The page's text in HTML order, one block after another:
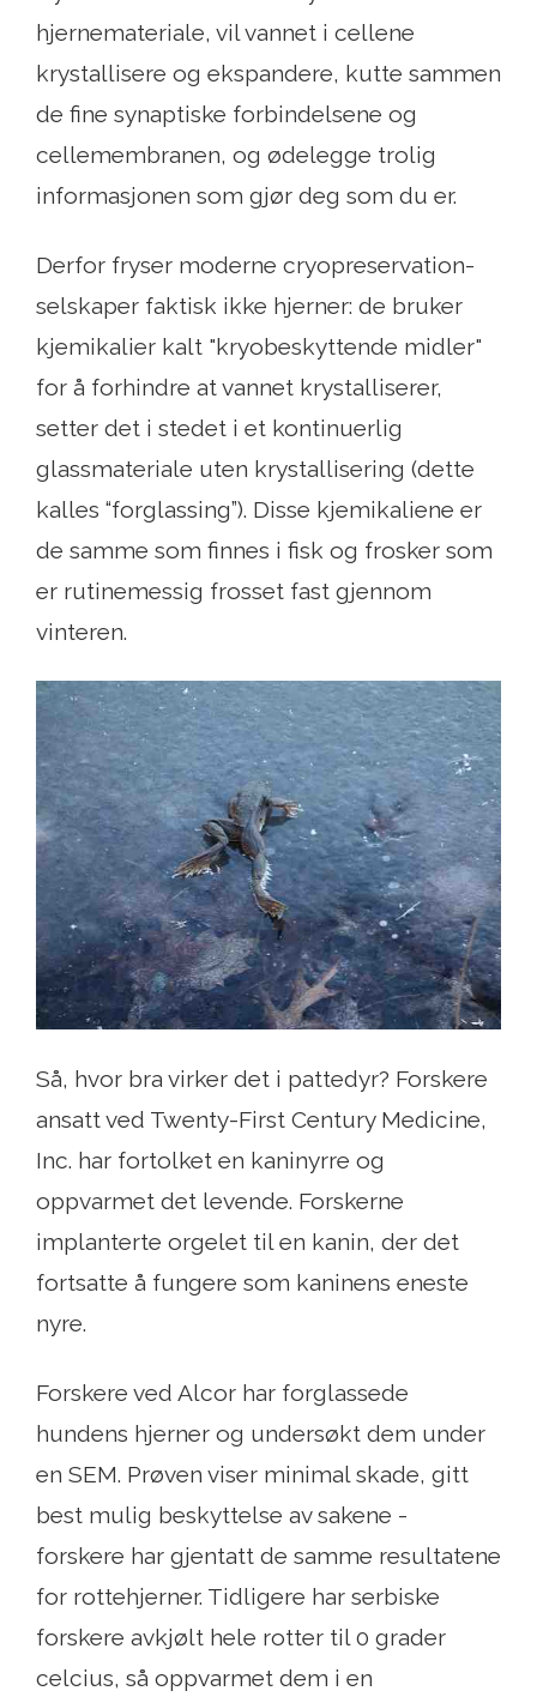
hjernemateriale, vil vannet i cellene
krystallisere og ekspandere, kutte sammen
de fine synaptiske forbindelsene og
cellemembranen, og ødelegge trolig
informasjonen som gjør deg som du er.
Derfor fryser moderne cryopreservation-
selskaper faktisk ikke hjerner: de bruker
kjemikalier kalt "kryobeskyttende midler"
for å forhindre at vannet krystalliserer,
setter det i stedet i et kontinuerlig
glassmateriale uten krystallisering (dette
kalles “forglassing”). Disse kjemikaliene er
de samme som finnes i fisk og frosker som
er rutinemessig frosset fast gjennom
vinteren.
Så, hvor bra virker det i pattedyr? Forskere
ansatt ved Twenty-First Century Medicine,
Inc. har fortolket en kaninyrre og
oppvarmet det levende. Forskerne
implanterte orgelet til en kanin, der det
fortsatte å fungere som kaninens eneste
nyre.
Forskere ved Alcor har forglassede
hundens hjerner og undersøkt dem under
en SEM. Prøven viser minimal skade, gitt
best mulig beskyttelse av sakene -
forskere har gjentatt de samme resultatene
for rottehjerner. Tidligere har serbiske
forskere avkjølt hele rotter til 0 grader
celcius, så oppvarmet dem i en